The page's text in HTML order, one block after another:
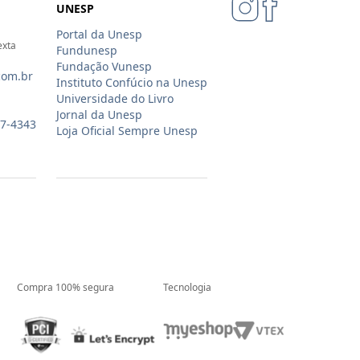
4343
UNESP
Portal da Unesp
Fundunesp
Fundação Vunesp
Instituto Confúcio na Unesp
Universidade do Livro
Jornal da Unesp
Loja Oficial Sempre Unesp
Compra 100% segura Tecnologia